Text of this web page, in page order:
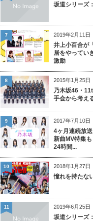
坂道シリーズ
2019年2月11日
井上小百合が
居をやってい
激励
7
2015年1月25日
乃木坂46・
手会から考え
8
2017年7月10日
4ヶ月連続放
新曲MV特集
24時間...
9
2018年1月27日
憧れを持たな
10
2019年6月25日
坂道シリーズ
11